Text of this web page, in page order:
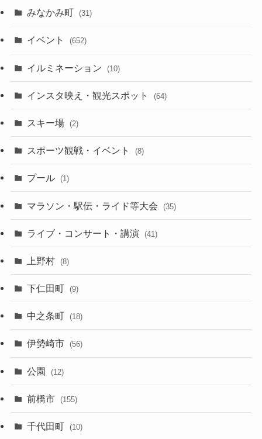
みなかみ町 (31)
イベント (652)
イルミネーション (10)
インスタ映え・観光スポット (64)
スキー場 (2)
スポーツ観戦・イベント (8)
プール (1)
マラソン・駅伝・ライド等大会 (35)
ライブ・コンサート・講演 (41)
上野村 (8)
下仁田町 (9)
中之条町 (18)
伊勢崎市 (56)
公園 (12)
前橋市 (155)
千代田町 (10)